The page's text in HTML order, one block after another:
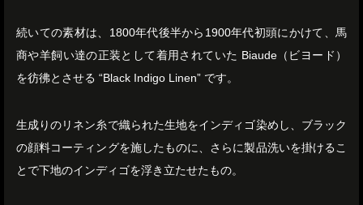
続いての素材は、1800年代後半から1900年代初頭にかけて、馬
商や羊飼い達の正装として着用されていた Biaude（ビヨード）
を彷彿とさせる “Black Indigo Linen” です。
生成りのリネン糸で織られた生地をインディゴ染めし、ブラック
の顔料コーティングを施したものに、さらに製品洗いを掛けるこ
とで下地のインディゴを浮き立たせたもの。